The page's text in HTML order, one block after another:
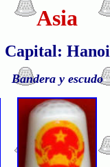
Asia
Capital: Hanoi
Bandera y escudo